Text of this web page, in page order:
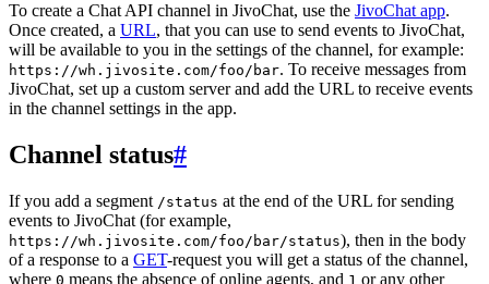
To create a Chat API channel in JivoChat, use the JivoChat app.
Once created, a URL, that you can use to send events to JivoChat,
will be available to you in the settings of the channel, for example:
https://wh.jivosite.com/foo/bar. To receive messages from
JivoChat, set up a custom server and add the URL to receive events
in the channel settings in the app.
Channel status#
If you add a segment /status at the end of the URL for sending
events to JivoChat (for example,
https://wh.jivosite.com/foo/bar/status), then in the body
of a response to a GET-request you will get a status of the channel,
where 0 means the absence of online agents, and 1 or any other